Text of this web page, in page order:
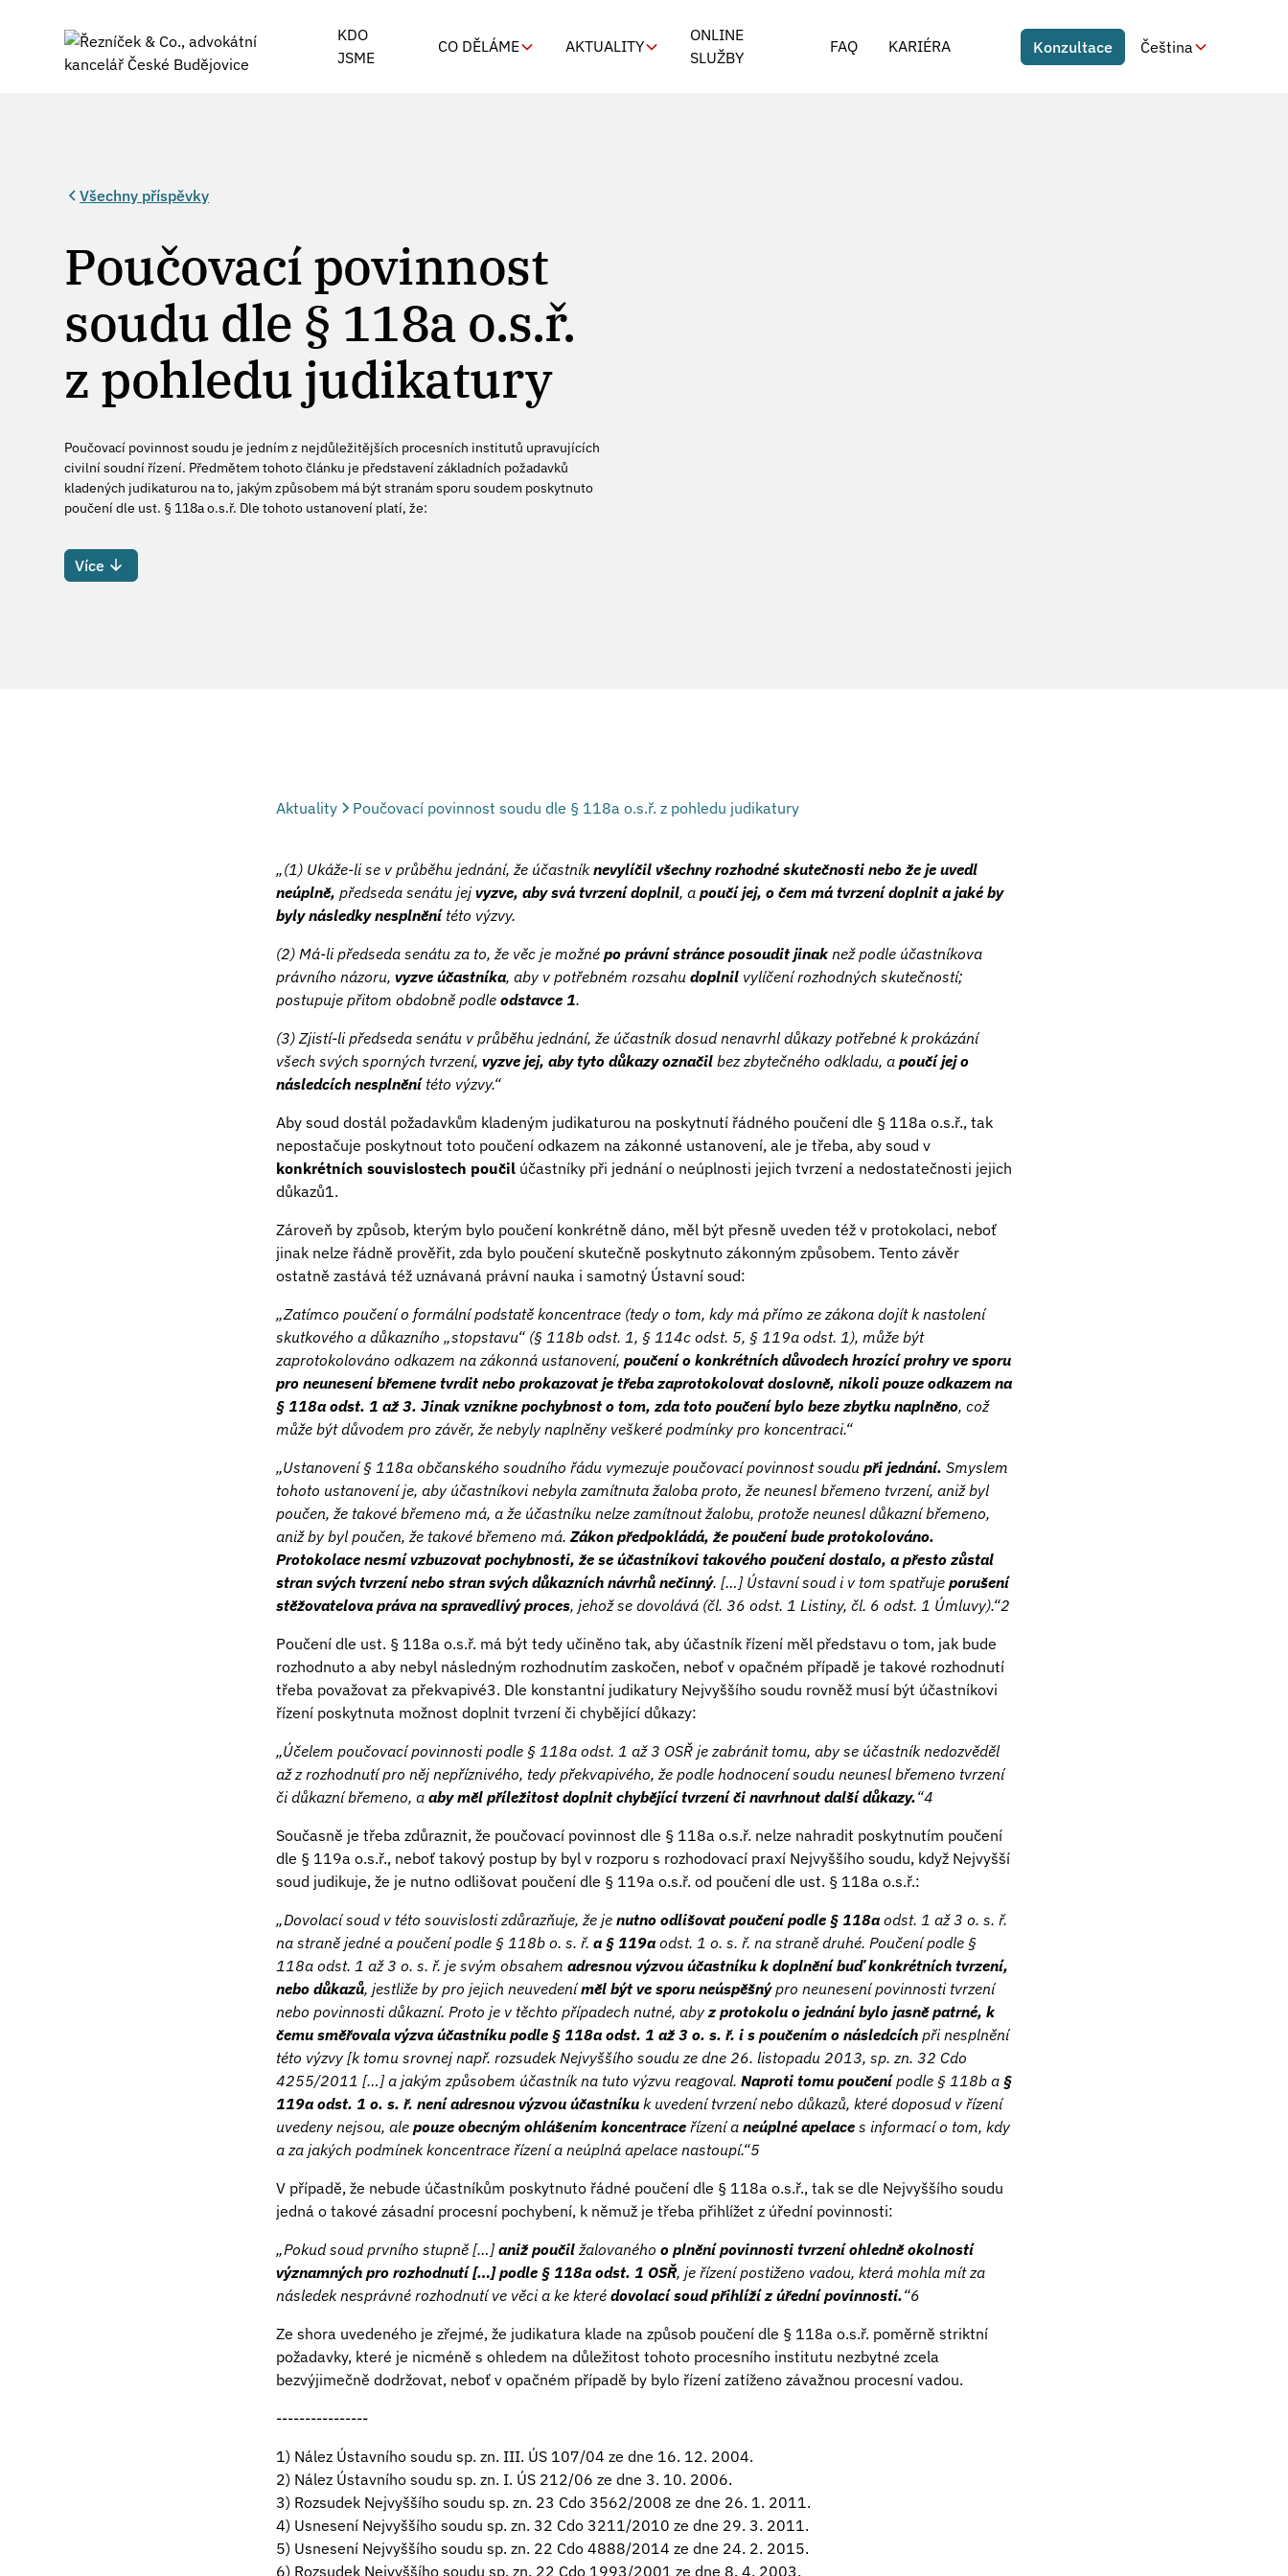
KDO
JSME
CO DĚLÁME AKTUALITY
ONLINE
SLUŽBY
FAQ KARIÉRA Konzultace Čeština
Všechny příspěvky
Poučovací povinnost
soudu dle § 118a o.s.ř.
z pohledu judikatury
Poučovací povinnost soudu je jedním z nejdůležitějších procesních institutů upravujících
civilní soudní řízení. Předmětem tohoto článku je představení základních požadavků
kladených judikaturou na to, jakým způsobem má být stranám sporu soudem poskytnuto
poučení dle ust. § 118a o.s.ř. Dle tohoto ustanovení platí, že:
Více
Aktuality Poučovací povinnost soudu dle § 118a o.s.ř. z pohledu judikatury
„(1) Ukáže-li se v průběhu jednání, že účastníknevylíčil všechny rozhodné skutečnosti nebo že je uvedl
neúplně, předseda senátu jejvyzve, aby svá tvrzení doplnil, a poučí jej, o čem má tvrzení doplnit a jaké by
byly následky nesplněnítéto výzvy.
(2) Má-li předseda senátu za to, že věc je možné po právní stránce posoudit jinak než podle účastníkova
právního názoru, vyzve účastníka, aby v potřebném rozsahu doplnil vylíčení rozhodných skutečností;
postupuje přitom obdobně podle odstavce 1.
(3) Zjistí-li předseda senátu v průběhu jednání, že účastník dosud nenavrhl důkazy potřebné k prokázání
všech svých sporných tvrzení, vyzve jej, aby tyto důkazy označil bez zbytečného odkladu, a poučí jej o
následcích nesplněnítéto výzvy.“
Aby soud dostál požadavkům kladeným judikaturou na poskytnutí řádného poučení dle § 118a o.s.ř., tak
nepostačuje poskytnout toto poučení odkazem na zákonné ustanovení, ale je třeba, aby soud v
konkrétních souvislostech poučil účastníky při jednání o neúplnosti jejich tvrzení a nedostatečnosti jejich
důkazů1.
Zároveň by způsob, kterým bylo poučení konkrétně dáno, měl být přesně uveden též v protokolaci, neboť
jinak nelze řádně prověřit, zda bylo poučení skutečně poskytnuto zákonným způsobem. Tento závěr
ostatně zastává též uznávaná právní nauka i samotný Ústavní soud:
„Zatímco poučení o formální podstatě koncentrace (tedy o tom, kdy má přímo ze zákona dojít k nastolení
skutkového a důkazního „stopstavu“ (§ 118b odst. 1, § 114c odst. 5, § 119a odst. 1), může být
zaprotokolováno odkazem na zákonná ustanovení, poučení o konkrétních důvodech hrozící prohry ve sporu
pro neunesení břemene tvrdit nebo prokazovat je třeba zaprotokolovat doslovně, nikoli pouze odkazem na
§ 118a odst. 1 až 3. Jinak vznikne pochybnost o tom, zda toto poučení bylo beze zbytku naplněno, což
může být důvodem pro závěr, že nebyly naplněny veškeré podmínky pro koncentraci.“
„Ustanovení § 118a občanského soudního řádu vymezuje poučovací povinnost soudu při jednání. Smyslem
tohoto ustanovení je, aby účastníkovi nebyla zamítnuta žaloba proto, že neunesl břemeno tvrzení, aniž byl
poučen, že takové břemeno má, a že účastníku nelze zamítnout žalobu, protože neunesl důkazní břemeno,
aniž by byl poučen, že takové břemeno má. Zákon předpokládá, že poučení bude protokolováno.
Protokolace nesmí vzbuzovat pochybnosti, že se účastníkovi takového poučení dostalo, a přesto zůstal
stran svých tvrzení nebo stran svých důkazních návrhů nečinný. […] Ústavní soud i v tom spatřuje porušení
stěžovatelova práva na spravedlivý proces, jehož se dovolává (čl. 36 odst. 1 Listiny, čl. 6 odst. 1 Úmluvy).“2
Poučení dle ust. § 118a o.s.ř. má být tedy učiněno tak, aby účastník řízení měl představu o tom, jak bude
rozhodnuto a aby nebyl následným rozhodnutím zaskočen, neboť v opačném případě je takové rozhodnutí
třeba považovat za překvapivé3. Dle konstantní judikatury Nejvyššího soudu rovněž musí být účastníkovi
řízení poskytnuta možnost doplnit tvrzení či chybějící důkazy:
„Účelem poučovací povinnosti podle § 118a odst. 1 až 3 OSŘ je zabránit tomu, aby se účastník nedozvěděl
až z rozhodnutí pro něj nepříznivého, tedy překvapivého, že podle hodnocení soudu neunesl břemeno tvrzení
či důkazní břemeno, a aby měl příležitost doplnit chybějící tvrzení či navrhnout další důkazy.“4
Současně je třeba zdůraznit, že poučovací povinnost dle § 118a o.s.ř. nelze nahradit poskytnutím poučení
dle § 119a o.s.ř., neboť takový postup by byl v rozporu s rozhodovací praxí Nejvyššího soudu, když Nejvyšší
soud judikuje, že je nutno odlišovat poučení dle § 119a o.s.ř. od poučení dle ust. § 118a o.s.ř.:
„Dovolací soud v této souvislosti zdůrazňuje, že je nutno odlišovat poučení podle § 118a odst. 1 až 3 o. s. ř.
na straně jedné a poučení podle § 118b o. s. ř. a § 119a odst. 1 o. s. ř. na straně druhé. Poučení podle §
118a odst. 1 až 3 o. s. ř. je svým obsahem adresnou výzvou účastníku k doplnění buď konkrétních tvrzení,
nebo důkazů, jestliže by pro jejich neuvedeníměl být ve sporu neúspěšnýpro neunesení povinnosti tvrzení
nebo povinnosti důkazní. Proto je v těchto případech nutné, aby z protokolu o jednání bylo jasně patrné, k
čemu směřovala výzva účastníku podle § 118a odst. 1 až 3 o. s. ř. i s poučením o následcích při nesplnění
této výzvy [k tomu srovnej např. rozsudek Nejvyššího soudu ze dne 26. listopadu 2013, sp. zn. 32 Cdo
4255/2011 […] a jakým způsobem účastník na tuto výzvu reagoval. Naproti tomu poučenípodle § 118b a §
119a odst. 1 o. s. ř. není adresnou výzvou účastníku k uvedení tvrzení nebo důkazů, které doposud v řízení
uvedeny nejsou, ale pouze obecným ohlášením koncentrace řízení a neúplné apelace s informací o tom, kdy
a za jakých podmínek koncentrace řízení a neúplná apelace nastoupí.“5
V případě, že nebude účastníkům poskytnuto řádné poučení dle § 118a o.s.ř., tak se dle Nejvyššího soudu
jedná o takové zásadní procesní pochybení, k němuž je třeba přihlížet z úřední povinnosti:
„Pokud soud prvního stupně […]aniž poučil žalovaného o plnění povinnosti tvrzení ohledně okolností
významných pro rozhodnutí […] podle § 118a odst. 1 OSŘ, je řízení postiženo vadou, která mohla mít za
následek nesprávné rozhodnutí ve věci a ke které dovolací soud přihlíží z úřední povinnosti.“6
Ze shora uvedeného je zřejmé, že judikatura klade na způsob poučení dle § 118a o.s.ř. poměrně striktní
požadavky, které je nicméně s ohledem na důležitost tohoto procesního institutu nezbytné zcela
bezvýjimečně dodržovat, neboť v opačném případě by bylo řízení zatíženo závažnou procesní vadou.
----------------
1) Nález Ústavního soudu sp. zn. III. ÚS 107/04 ze dne 16. 12. 2004.
2) Nález Ústavního soudu sp. zn. I. ÚS 212/06 ze dne 3. 10. 2006.
3) Rozsudek Nejvyššího soudu sp. zn. 23 Cdo 3562/2008 ze dne 26. 1. 2011.
4) Usnesení Nejvyššího soudu sp. zn. 32 Cdo 3211/2010 ze dne 29. 3. 2011.
5) Usnesení Nejvyššího soudu sp. zn. 22 Cdo 4888/2014 ze dne 24. 2. 2015.
6) Rozsudek Nejvyššího soudu sp. zn. 22 Cdo 1993/2001 ze dne 8. 4. 2003.